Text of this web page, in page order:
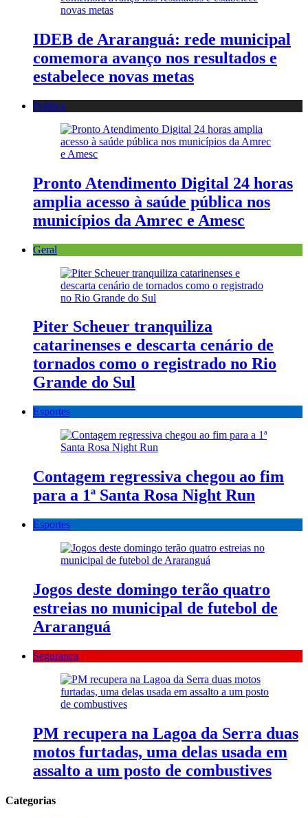
IDEB de Araranguá: rede municipal
comemora avanço nos resultados e
estabelece novas metas
Política
Pronto Atendimento Digital 24 horas
amplia acesso à saúde pública nos
municípios da Amrec e Amesc
Geral
Piter Scheuer tranquiliza
catarinenses e descarta cenário de
tornados como o registrado no Rio
Grande do Sul
Esportes
Contagem regressiva chegou ao fim
para a 1ª Santa Rosa Night Run
Esportes
Jogos deste domingo terão quatro
estreias no municipal de futebol de
Araranguá
Segurança
PM recupera na Lagoa da Serra duas
motos furtadas, uma delas usada em
assalto a um posto de combustives
Categorias